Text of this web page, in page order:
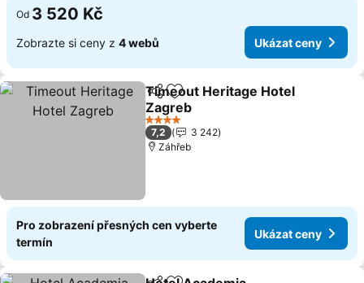
Od 3 520 Kč
Zobrazte si ceny z 4 webů Ukázat ceny
SdíletPřidat na seznam oblíbených
Timeout Heritage Hotel
Zagreb
Ukázat ceny
4 Počet hvězdiček
7,2
3 242
Záhřeb
Pro zobrazení přesných cen vyberte
termín
Ukázat ceny